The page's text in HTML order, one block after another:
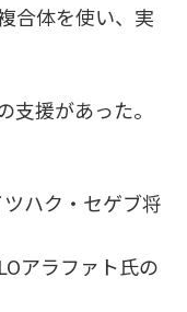
合体を使い、実
援があった。
ハク・セゲブ将
アラファト氏の